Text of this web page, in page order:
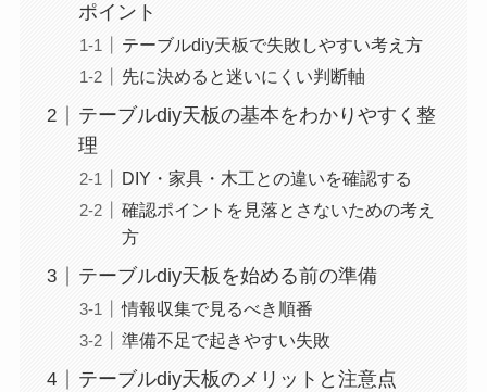
ポイント
テーブルdiy天板で失敗しやすい考え方
先に決めると迷いにくい判断軸
テーブルdiy天板の基本をわかりやすく整
理
DIY・家具・木工との違いを確認する
確認ポイントを見落とさないための考え
方
テーブルdiy天板を始める前の準備
情報収集で見るべき順番
準備不足で起きやすい失敗
テーブルdiy天板のメリットと注意点